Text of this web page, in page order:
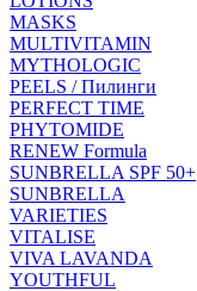
MASKS
MULTIVITAMIN
MYTHOLOGIC
PEELS / Пилинги
PERFECT TIME
PHYTOMIDE
RENEW Formula
SUNBRELLA SPF 50+
SUNBRELLA
VARIETIES
VITALISE
VIVA LAVANDA
YOUTHFUL